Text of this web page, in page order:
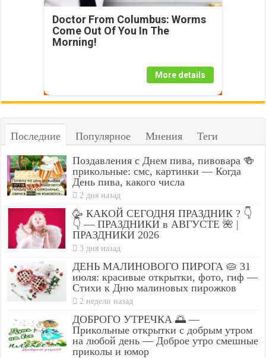
Doctor From Columbus: Worms
Come Out Of You In The
Morning!
More details
Последние Популярное Мнения Теги
Поздавления с Днем пива, пивовара 🍻
прикольные: смс, картинки — Когда
День пива, какого числа
2 дня назад
🥳 КАКОЙ СЕГОДНЯ ПРАЗДНИК ? 👇
👇 — ПРАЗДНИКИ в АВГУСТЕ 🌺 |
ПРАЗДНИКИ 2026
3 дня назад
ДЕНЬ МАЛИНОВОГО ПИРОГА 🥧 31
июля: красивые открытки, фото, гиф —
Стихи к Дню малиновых пирожков
2 недели назад
ДОБРОГО УТРЕЧКА 🌅 —
Прикольные открытки с добрым утром
на любой день — Доброе утро смешные
приколы и юмор